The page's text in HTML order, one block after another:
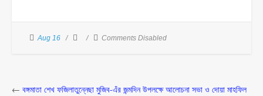
Aug 16 Comments Disabled
← বঙ্গমাতা শেখ ফজিলাতুন্নেছা মুজিব-এঁর জন্মদিন উপলক্ষে আলোচনা সভা ও দোয়া মাহফিল